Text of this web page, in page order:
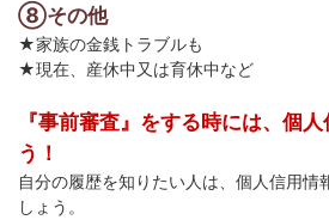
⑧その他
★家族の金銭トラブルも
★現在、産休中又は育休中など
『事前審査』をする時には、個
う！
自分の履歴を知りたい人は、個人信用情
しょう。